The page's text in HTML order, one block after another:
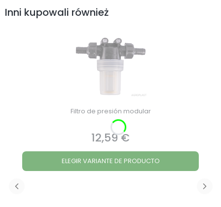
Inni kupowali również
Filtro de presión modular
Precio
12,59 €
ELEGIR VARIANTE DE PRODUCTO